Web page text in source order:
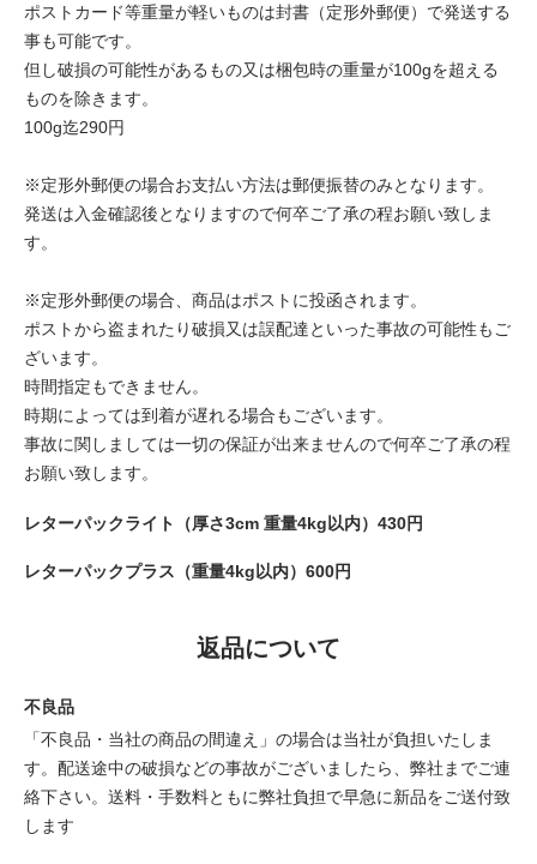
ポストカード等重量が軽いものは封書（定形外郵便）で発送する
事も可能です。
但し破損の可能性があるもの又は梱包時の重量が100gを超える
ものを除きます。
100g迄290円
※定形外郵便の場合お支払い方法は郵便振替のみとなります。
発送は入金確認後となりますので何卒ご了承の程お願い致しま
す。
※定形外郵便の場合、商品はポストに投函されます。
ポストから盗まれたり破損又は誤配達といった事故の可能性もご
ざいます。
時間指定もできません。
時期によっては到着が遅れる場合もございます。
事故に関しましては一切の保証が出来ませんので何卒ご了承の程
お願い致します。
レターパックライト（厚さ3cm 重量4kg以内）430円
レターパックプラス（重量4kg以内）600円
返品について
不良品
「不良品・当社の商品の間違え」の場合は当社が負担いたしま
す。配送途中の破損などの事故がございましたら、弊社までご連
絡下さい。送料・手数料ともに弊社負担で早急に新品をご送付致
します